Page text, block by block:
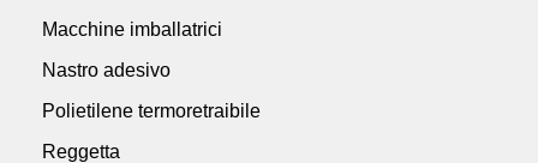
Macchine imballatrici
Nastro adesivo
Polietilene termoretraibile
Reggetta